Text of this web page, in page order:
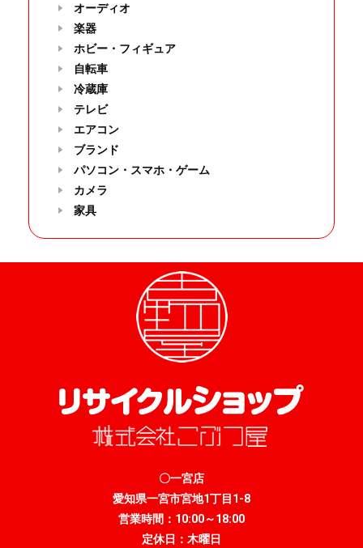
オーディオ
楽器
ホビー・フィギュア
自転車
冷蔵庫
テレビ
エアコン
ブランド
パソコン・スマホ・ゲーム
カメラ
家具
〇一宮店
愛知県一宮市宮地1丁目1-8
営業時間：10:00～18:00
定休日：木曜日